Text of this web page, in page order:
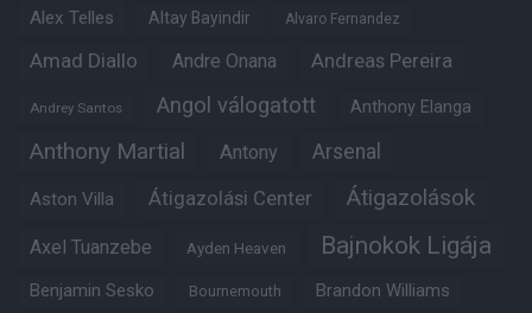
Alex Telles Altay Bayindir Alvaro Fernandez
Amad Diallo Andre Onana Andreas Pereira
Andrey Santos Angol válogatott Anthony Elanga
Anthony Martial Antony Arsenal
Aston Villa Átigazolási Center Átigazolások
Axel Tuanzebe Ayden Heaven Bajnokok Ligája
Benjamin Sesko Bournemouth Brandon Williams